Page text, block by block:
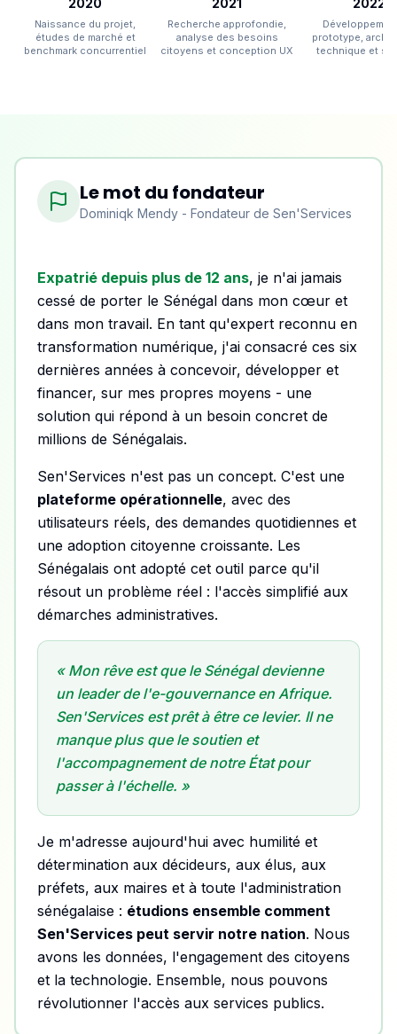
2020
Naissance du projet,
études de marché et
benchmark concurrentiel
2021
Recherche approfondie,
analyse des besoins
citoyens et conception UX
2022
prototype,
technique et
Le mot du fondateur
Dominiqk Mendy - Fondateur de Sen'Services
Expatrié depuis plus de 12 ans, je n'ai jamais
cessé de porter le Sénégal dans mon cœur et
dans mon travail. En tant qu'expert reconnu en
transformation numérique, j'ai consacré ces six
dernières années à concevoir, développer et
financer, sur mes propres moyens - une
solution qui répond à un besoin concret de
millions de Sénégalais.
Sen'Services n'est pas un concept. C'est une
plateforme opérationnelle, avec des
utilisateurs réels, des demandes quotidiennes et
une adoption citoyenne croissante. Les
Sénégalais ont adopté cet outil parce qu'il
résout un problème réel : l'accès simplifié aux
démarches administratives.
« Mon rêve est que le Sénégal devienne
un leader de l'e-gouvernance en Afrique.
Sen'Services est prêt à être ce levier. Il ne
manque plus que le soutien et
l'accompagnement de notre État pour
passer à l'échelle. »
Je m'adresse aujourd'hui avec humilité et
détermination aux décideurs, aux élus, aux
préfets, aux maires et à toute l'administration
sénégalaise : étudions ensemble comment
Sen'Services peut servir notre nation. Nous
avons les données, l'engagement des citoyens
et la technologie. Ensemble, nous pouvons
révolutionner l'accès aux services publics.